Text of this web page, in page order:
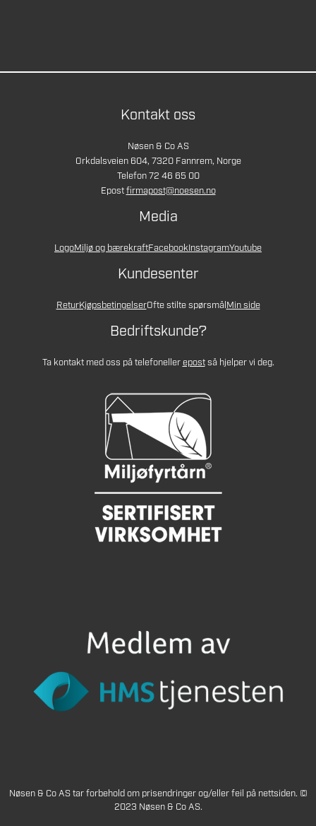
Kontakt oss
Nøsen & Co AS
Orkdalsveien 604, 7320 Fannrem, Norge
Telefon 72 46 65 00
Epostfirmapost@noesen.no
Media
LogoMiljø og bærekraftFacebookInstagramYoutube
Kundesenter
ReturKjøpsbetingelserOfte stilte spørsmålMin side
Bedriftskunde?
Ta kontakt med oss på telefonellerepostså hjelper vi deg.
Nøsen & Co AS tar forbehold om prisendringer og/eller feil på nettsiden. ©
2023 Nøsen & Co AS.